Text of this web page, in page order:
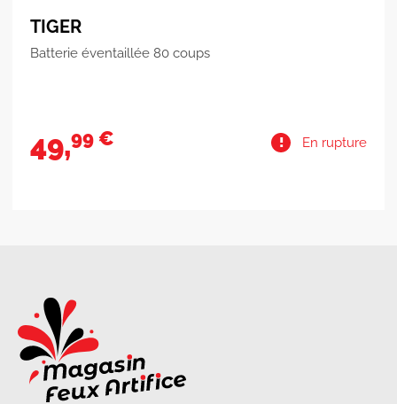
TIGER
Batterie éventaillée 80 coups
49,99 € En rupture